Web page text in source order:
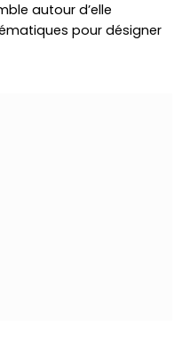
autour d’elle
pour désigner